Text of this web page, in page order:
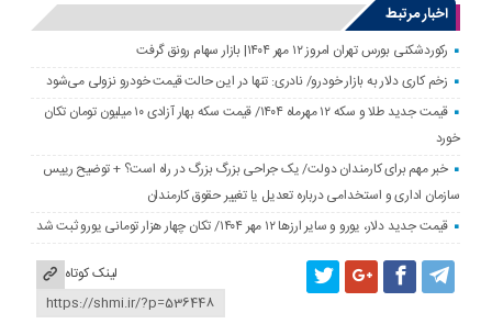
اخبار مرتبط
رکوردشکنی بورس تهران امروز ۱۲ مهر ۱۴۰۴| بازار سهام رونق گرفت
زخم کاری دلار به بازار خودرو/ نادری: تنها در این حالت قیمت خودرو نزولی می‌شود
قیمت جدید طلا و سکه ۱۲ مهرماه ۱۴۰۴/ قیمت سکه بهار آزادی ۱۰ میلیون تومان تکان
خورد
خبر مهم برای کارمندان دولت/ یک جراحی بزرگ بزرگ در راه است؟ + توضیح رییس
سازمان اداری و استخدامی درباره تعدیل یا تغییر حقوق کارمندان
قیمت جدید دلار، یورو و سایر ارزها ۱۲ مهر ۱۴۰۴/ تکان چهار هزار تومانی یورو ثبت شد
لینک کوتاه